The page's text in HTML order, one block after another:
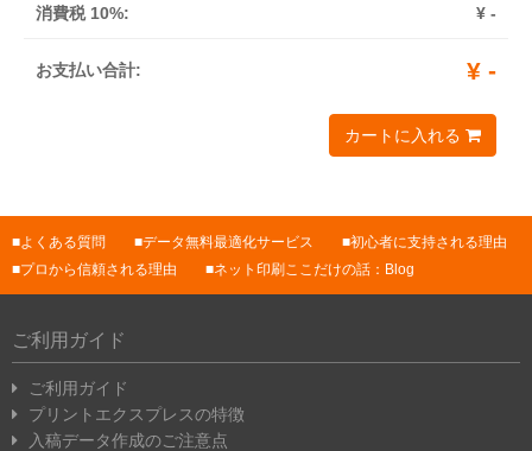
消費税 10%: ¥ -
お支払い合計: ¥ -
カートに入れる
よくある質問 データ無料最適化サービス
初心者に支持される理由
プロから信頼される理由
ネット印刷ここだけの話：Blog
ご利用ガイド
ご利用ガイド
プリントエクスプレスの特徴
入稿データ作成のご注意点